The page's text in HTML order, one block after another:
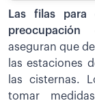
Las filas para
preocupación
aseguran que
las estaciones
las cisternas.
tomar